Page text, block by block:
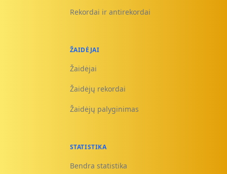
Rekordai ir antirekordai
ŽAIDĖJAI
Žaidėjai
Žaidėjų rekordai
Žaidėjų palyginimas
STATISTIKA
Bendra statistika